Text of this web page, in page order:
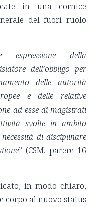
in una cornice
del fuori ruolo
espressione della
dell’obbligo per
delle autorità
e delle relative
ad esse di magistrati
svolte in ambito
di disciplinare
” (CSM, parere 16
in modo chiaro,
corpo al nuovo status